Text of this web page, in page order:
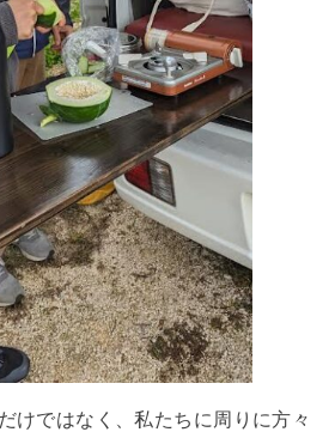
けではなく、私たちに周りに方々